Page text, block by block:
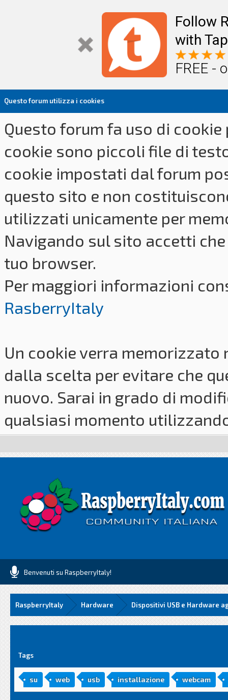
Follow
with
FREE -
Questo forum utilizza i cookies
Questo forum fa uso di
cookie sono piccoli file di
cookie impostati dal forum
questo sito e non
utilizzati unicamente per
Navigando sul sito accetti
tuo browser.
Per maggiori informazioni
RasberryItaly
Un cookie verra
dalla scelta per evitare che
nuovo. Sarai in grado di
qualsiasi momento
Benvenuti su RaspberryItaly!
RaspberryItaly Hardware Dispositivi USB e Hardware
Tags
su web usb installazione webcam